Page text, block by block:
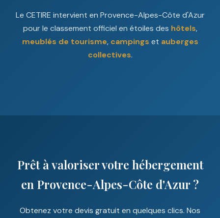
Le CETIRE intervient en Provence-Alpes-Côte d'Azur
pour le classement officiel en étoiles des hôtels,
meublés de tourisme, campings et auberges
collectives.
Prêt à valoriser votre hébergement
en Provence-Alpes-Côte d'Azur ?
Obtenez votre devis gratuit en quelques clics. Nos